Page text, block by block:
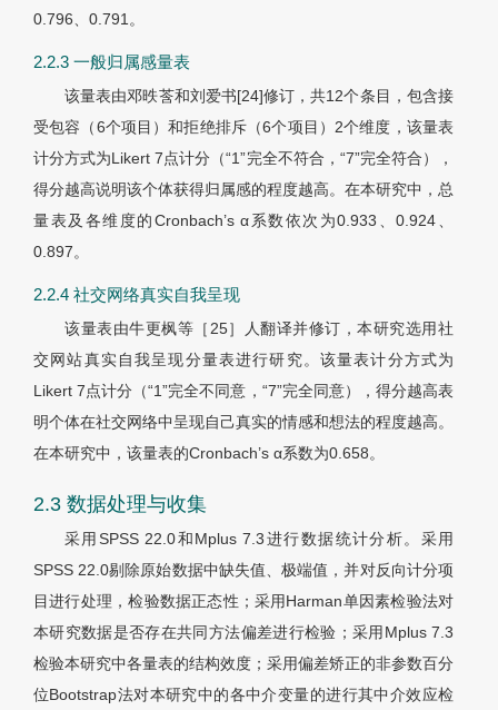
0.796、0.791。
2.2.3 一般归属感量表
该量表由邓昳莟和刘爱书[24]修订，共12个条目，包含接
受包容（6个项目）和拒绝排斥（6个项目）2个维度，该量表
计分方式为Likert 7点计分（“1”完全不符合，“7”完全符合），
得分越高说明该个体获得归属感的程度越高。在本研究中，总
量表及各维度的Cronbach’s α系数依次为0.933、0.924、
0.897。
2.2.4 社交网络真实自我呈现
该量表由牛更枫等［25］人翻译并修订，本研究选用社
交网站真实自我呈现分量表进行研究。该量表计分方式为
Likert 7点计分（“1”完全不同意，“7”完全同意），得分越高表
明个体在社交网络中呈现自己真实的情感和想法的程度越高。
在本研究中，该量表的Cronbach’s α系数为0.658。
2.3 数据处理与收集
采用SPSS 22.0和Mplus 7.3进行数据统计分析。采用
SPSS 22.0剔除原始数据中缺失值、极端值，并对反向计分项
目进行处理，检验数据正态性；采用Harman单因素检验法对
本研究数据是否存在共同方法偏差进行检验；采用Mplus 7.3
检验本研究中各量表的结构效度；采用偏差矫正的非参数百分
位Bootstrap法对本研究中的各中介变量的进行其中介效应检